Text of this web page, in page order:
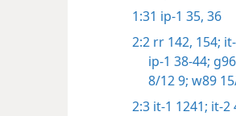
1:31 ip-1 35, 36
2:2 rr 142, 154;
ip-1 38-44;
8/12 9; w89
2:3 it-1 1241; it-2